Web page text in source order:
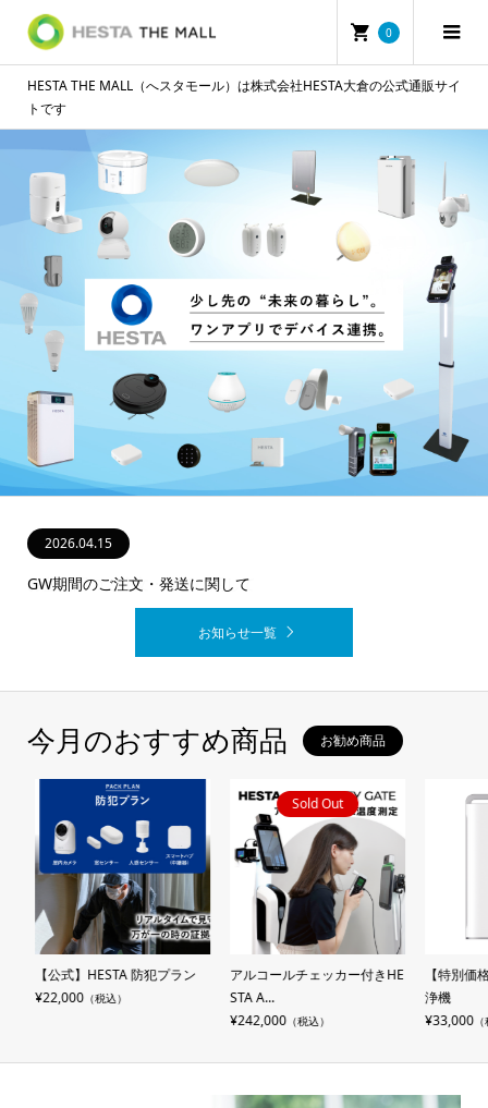
0
HESTA THE MALL（へスタモール）は株式会社HESTA大倉の公式通販サイ
トです
2026.08.03
2026.04.15
GW期間のご注文・発送に関して
2025.12.15
2025.07.24
2024.12.16
お知らせ一覧
今月のおすすめ商品 お勧め商品
【公式】HESTA 防犯プラン
¥22,000（税込）
Sold Out
アルコールチェッカー付きHE
STA A...
¥242,000（税込）
【特別価
浄機
¥33,000（